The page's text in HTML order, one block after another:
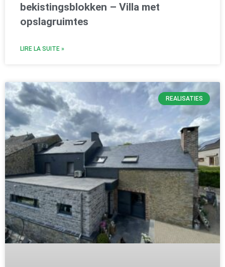
bekistingsblokken – Villa met
opslagruimtes
LIRE LA SUITE »
REALISATIES